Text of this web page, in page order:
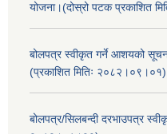
योजना।(दोस्रो पटक प्रकाशित
बोलपत्र स्वीकृत गर्ने आशयको
(प्रकाशित मितिः २०८२।०९।०१)
बोलपत्र/सिलबन्दी दरभाउपत्र